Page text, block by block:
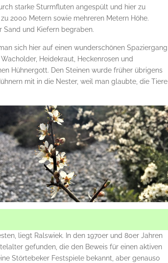
starke Sturmfluten angespült und hier zu
2000 Metern sowie mehreren Metern Höhe.
Sand und Kiefern begraben.
sich hier auf einen wunderschönen Spaziergang
Heidekraut, Heckenrosen und
Hühnergott. Den Steinen wurde früher übrigens
mit in die Nester, weil man glaubte, die Tiere
liegt Ralswiek. In den 1970er und 80er Jahren
gefunden, die den Beweis für einen aktiven
Störtebeker Festspiele bekannt, aber genauso